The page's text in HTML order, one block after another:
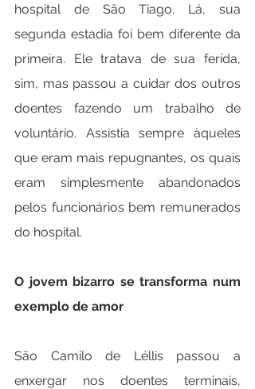
hospital de São Tiago. Lá, sua
segunda estadia foi bem diferente da
primeira. Ele tratava de sua ferida,
sim, mas passou a cuidar dos outros
doentes fazendo um trabalho de
voluntário. Assistia sempre àqueles
que eram mais repugnantes, os quais
eram simplesmente abandonados
pelos funcionários bem remunerados
do hospital.
O jovem bizarro se transforma num
exemplo de amor
São Camilo de Léllis passou a
enxergar nos doentes terminais,